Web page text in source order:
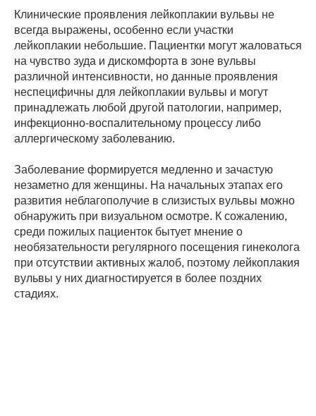
Клинические проявления лейкоплакии вульвы не
всегда выражены, особенно если участки
лейкоплакии небольшие. Пациентки могут жаловаться
на чувство зуда и дискомфорта в зоне вульвы
различной интенсивности, но данные проявления
неспецифичны для лейкоплакии вульвы и могут
принадлежать любой другой патологии, например,
инфекционно-воспалительному процессу либо
аллергическому заболеванию.
Заболевание формируется медленно и зачастую
незаметно для женщины. На начальных этапах его
развития неблагополучие в слизистых вульвы можно
обнаружить при визуальном осмотре. К сожалению,
среди пожилых пациенток бытует мнение о
необязательности регулярного посещения гинеколога
при отсутствии активных жалоб, поэтому лейкоплакия
вульвы у них диагностируется в более поздних
стадиях.